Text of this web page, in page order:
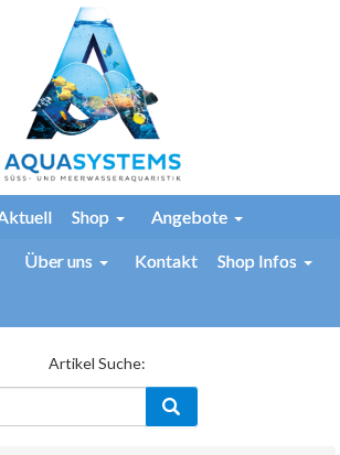
Shop Angebote
Über uns Kontakt Shop Infos
Artikel Suche: